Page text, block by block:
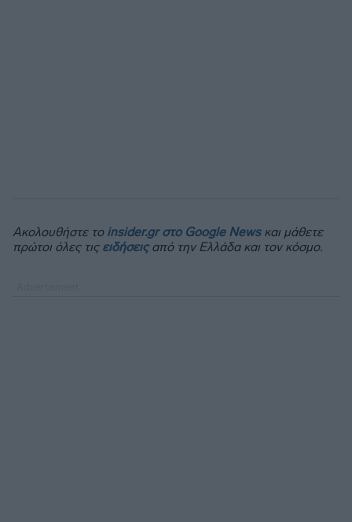
Ακολουθήστε το insider.gr στο Google Newsκαι μάθετε
πρώτοι όλες τις ειδήσειςαπό την Ελλάδα και τον κόσμο.